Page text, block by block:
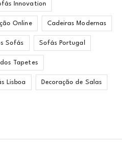
Innovation
Online Cadeiras Modernas
Sofás Sofás Portugal
Tapetes
Lisboa Decoração de Salas